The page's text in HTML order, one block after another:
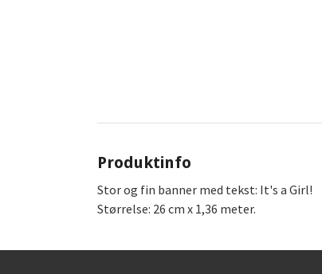
Produktinfo
Stor og fin banner med tekst: It's a Girl!
Størrelse: 26 cm x 1,36 meter.